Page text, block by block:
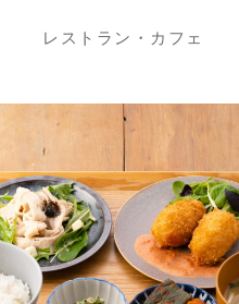
レストラン・カフェ